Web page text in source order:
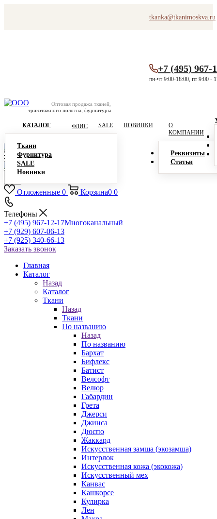
tkanka@tkanimoskva.ru
Оптовая продажа тканей,
трикотажного полотна, фурнитуры
+7 (495) 967-
пн-чт 9:00-18:00, пт 9:00 -
КАТАЛОГ
Ткани
Фурнитура
SALE
Новинки
ФЛИС SALE НОВИНКИ
О
КОМПАНИИ
Реквизиты
Статьи
Отложенные 0 Корзина0 0
Телефоны
+7 (495) 967-12-17Многоканальный
+7 (929) 607-06-13
+7 (925) 340-66-13
Заказать звонок
Главная
Каталог
Назад
Каталог
Ткани
Назад
Ткани
По названию
Назад
По названию
Бархат
Бифлекс
Батист
Велсофт
Велюр
Габардин
Грета
Джерси
Джинса
Дюспо
Жаккард
Искусственная замша (экозамша)
Интерлок
Искусственная кожа (экокожа)
Искусственный мех
Канвас
Кашкорсе
Кулирка
Лен